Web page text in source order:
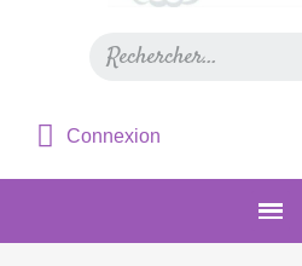
Connexion